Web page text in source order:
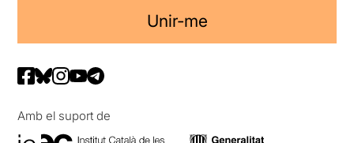
Unir-me
Amb el suport de